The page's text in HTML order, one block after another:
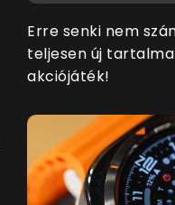
Erre senki nem
teljesen új
akciójáték!